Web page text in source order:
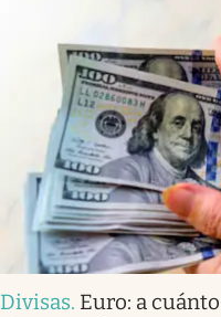
Divisas. Euro: a